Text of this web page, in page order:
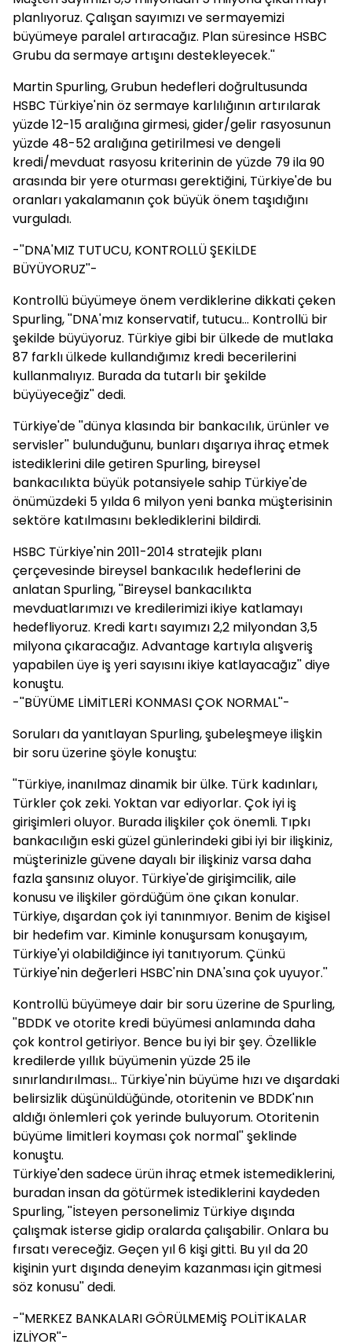
planlıyoruz. Çalışan sayımızı ve sermayemizi
büyümeye paralel artıracağız. Plan süresince HSBC
Grubu da sermaye artışını destekleyecek.''
Martin Spurling, Grubun hedefleri doğrultusunda
HSBC Türkiye'nin öz sermaye karlılığının artırılarak
yüzde 12-15 aralığına girmesi, gider/gelir rasyosunun
yüzde 48-52 aralığına getirilmesi ve dengeli
kredi/mevduat rasyosu kriterinin de yüzde 79 ila 90
arasında bir yere oturması gerektiğini, Türkiye'de bu
oranları yakalamanın çok büyük önem taşıdığını
vurguladı.
-''DNA'MIZ TUTUCU, KONTROLLÜ ŞEKİLDE
BÜYÜYORUZ''-
Kontrollü büyümeye önem verdiklerine dikkati çeken
Spurling, ''DNA'mız konservatif, tutucu... Kontrollü bir
şekilde büyüyoruz. Türkiye gibi bir ülkede de mutlaka
87 farklı ülkede kullandığımız kredi becerilerini
kullanmalıyız. Burada da tutarlı bir şekilde
büyüyeceğiz'' dedi.
Türkiye'de ''dünya klasında bir bankacılık, ürünler ve
servisler'' bulunduğunu, bunları dışarıya ihraç etmek
istediklerini dile getiren Spurling, bireysel
bankacılıkta büyük potansiyele sahip Türkiye'de
önümüzdeki 5 yılda 6 milyon yeni banka müşterisinin
sektöre katılmasını beklediklerini bildirdi.
HSBC Türkiye'nin 2011-2014 stratejik planı
çerçevesinde bireysel bankacılık hedeflerini de
anlatan Spurling, ''Bireysel bankacılıkta
mevduatlarımızı ve kredilerimizi ikiye katlamayı
hedefliyoruz. Kredi kartı sayımızı 2,2 milyondan 3,5
milyona çıkaracağız. Advantage kartıyla alışveriş
yapabilen üye iş yeri sayısını ikiye katlayacağız'' diye
konuştu.
-''BÜYÜME LİMİTLERİ KONMASI ÇOK NORMAL''-
Soruları da yanıtlayan Spurling, şubeleşmeye ilişkin
bir soru üzerine şöyle konuştu:
''Türkiye, inanılmaz dinamik bir ülke. Türk kadınları,
Türkler çok zeki. Yoktan var ediyorlar. Çok iyi iş
girişimleri oluyor. Burada ilişkiler çok önemli. Tıpkı
bankacılığın eski güzel günlerindeki gibi iyi bir ilişkiniz,
müşterinizle güvene dayalı bir ilişkiniz varsa daha
fazla şansınız oluyor. Türkiye'de girişimcilik, aile
konusu ve ilişkiler gördüğüm öne çıkan konular.
Türkiye, dışardan çok iyi tanınmıyor. Benim de kişisel
bir hedefim var. Kiminle konuşursam konuşayım,
Türkiye'yi olabildiğince iyi tanıtıyorum. Çünkü
Türkiye'nin değerleri HSBC'nin DNA'sına çok uyuyor.''
Kontrollü büyümeye dair bir soru üzerine de Spurling,
''BDDK ve otorite kredi büyümesi anlamında daha
çok kontrol getiriyor. Bence bu iyi bir şey. Özellikle
kredilerde yıllık büyümenin yüzde 25 ile
sınırlandırılması... Türkiye'nin büyüme hızı ve dışardaki
belirsizlik düşünüldüğünde, otoritenin ve BDDK'nın
aldığı önlemleri çok yerinde buluyorum. Otoritenin
büyüme limitleri koyması çok normal'' şeklinde
konuştu.
Türkiye'den sadece ürün ihraç etmek istemediklerini,
buradan insan da götürmek istediklerini kaydeden
Spurling, ''İsteyen personelimiz Türkiye dışında
çalışmak isterse gidip oralarda çalışabilir. Onlara bu
fırsatı vereceğiz. Geçen yıl 6 kişi gitti. Bu yıl da 20
kişinin yurt dışında deneyim kazanması için gitmesi
söz konusu'' dedi.
-''MERKEZ BANKALARI GÖRÜLMEMİŞ POLİTİKALAR
İZLİYOR''-